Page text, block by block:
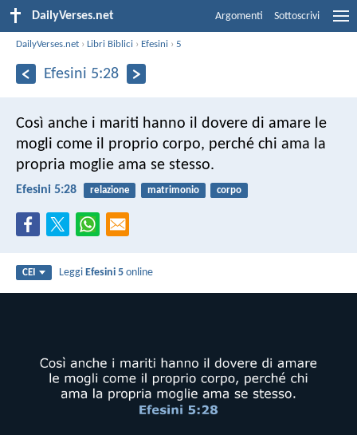
DailyVerses.net Argomenti Sottoscrivi
DailyVerses.net ›Libri Biblici › Efesini ›5
Efesini 5:28
Così anche i mariti hanno il dovere di amare le
mogli come il proprio corpo, perché chi ama la
propria moglie ama se stesso.
Efesini 5:28 relazione matrimonio corpo
CEI LeggiEfesini 5 online